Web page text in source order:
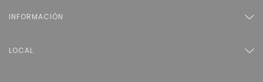
INFORMACIÓN
LOCAL